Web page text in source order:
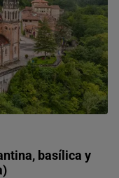
basílica y